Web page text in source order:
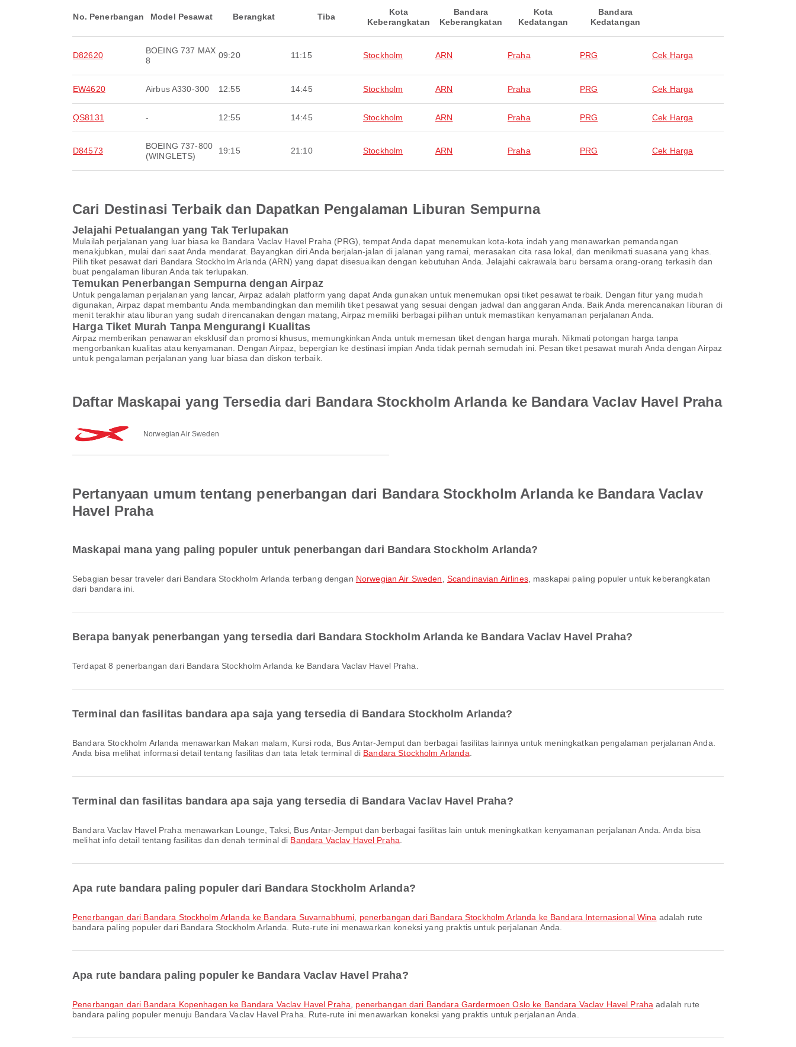
No. Penerbangan Model Pesawat Berangkat Tiba
Kota
Keberangkatan
Bandara
Keberangkatan
Kota
Kedatangan
Bandara
Kedatangan
D82620
BOEING 737 MAX
8
09:20 11:15 Stockholm ARN Praha PRG Cek Harga
EW4620 Airbus A330-300 12:55 14:45 Stockholm ARN Praha PRG Cek Harga
QS8131 - 12:55 14:45 Stockholm ARN Praha PRG Cek Harga
D84573
BOEING 737-800
(WINGLETS)
19:15 21:10 Stockholm ARN Praha PRG Cek Harga
Cari Destinasi Terbaik dan Dapatkan Pengalaman Liburan Sempurna
Jelajahi Petualangan yang Tak Terlupakan
Mulailah perjalanan yang luar biasa ke Bandara Vaclav Havel Praha (PRG), tempat Anda dapat menemukan kota-kota indah yang menawarkan pemandangan
menakjubkan, mulai dari saat Anda mendarat. Bayangkan diri Anda berjalan-jalan di jalanan yang ramai, merasakan cita rasa lokal, dan menikmati suasana yang khas.
Pilih tiket pesawat dari Bandara Stockholm Arlanda (ARN) yang dapat disesuaikan dengan kebutuhan Anda. Jelajahi cakrawala baru bersama orang-orang terkasih dan
buat pengalaman liburan Anda tak terlupakan.
Temukan Penerbangan Sempurna dengan Airpaz
Untuk pengalaman perjalanan yang lancar, Airpaz adalah platform yang dapat Anda gunakan untuk menemukan opsi tiket pesawat terbaik. Dengan fitur yang mudah
digunakan, Airpaz dapat membantu Anda membandingkan dan memilih tiket pesawat yang sesuai dengan jadwal dan anggaran Anda. Baik Anda merencanakan liburan di
menit terakhir atau liburan yang sudah direncanakan dengan matang, Airpaz memiliki berbagai pilihan untuk memastikan kenyamanan perjalanan Anda.
Harga Tiket Murah Tanpa Mengurangi Kualitas
Airpaz memberikan penawaran eksklusif dan promosi khusus, memungkinkan Anda untuk memesan tiket dengan harga murah. Nikmati potongan harga tanpa
mengorbankan kualitas atau kenyamanan. Dengan Airpaz, bepergian ke destinasi impian Anda tidak pernah semudah ini. Pesan tiket pesawat murah Anda dengan Airpaz
untuk pengalaman perjalanan yang luar biasa dan diskon terbaik.
Daftar Maskapai yang Tersedia dari Bandara Stockholm Arlanda ke Bandara Vaclav Havel Praha
Norwegian Air Sweden
Pertanyaan umum tentang penerbangan dari Bandara Stockholm Arlanda ke Bandara Vaclav
Havel Praha
Maskapai mana yang paling populer untuk penerbangan dari Bandara Stockholm Arlanda?
Sebagian besar traveler dari Bandara Stockholm Arlanda terbang dengan Norwegian Air Sweden Scandinavian Airlines, maskapai paling populer untuk keberangkatan
dari bandara ini.
Berapa banyak penerbangan yang tersedia dari Bandara Stockholm Arlanda ke Bandara Vaclav Havel Praha?
Terdapat 8 penerbangan dari Bandara Stockholm Arlanda ke Bandara Vaclav Havel Praha.
Terminal dan fasilitas bandara apa saja yang tersedia di Bandara Stockholm Arlanda?
Bandara Stockholm Arlanda menawarkan Makan malam, Kursi roda, Bus Antar-Jemput dan berbagai fasilitas lainnya untuk meningkatkan pengalaman perjalanan Anda.
Anda bisa melihat informasi detail tentang fasilitas dan tata letak terminal di Bandara Stockholm Arlanda
Terminal dan fasilitas bandara apa saja yang tersedia di Bandara Vaclav Havel Praha?
Bandara Vaclav Havel Praha menawarkan Lounge, Taksi, Bus Antar-Jemput dan berbagai fasilitas lain untuk meningkatkan kenyamanan perjalanan Anda. Anda bisa
melihat info detail tentang fasilitas dan denah terminal di Bandara Vaclav Havel Praha
Apa rute bandara paling populer dari Bandara Stockholm Arlanda?
penerbangan dari Bandara Stockholm Arlanda ke Bandara Suvarnabhumi penerbangan dari Bandara Stockholm Arlanda ke Bandara Internasional Wina adalah rute
bandara paling populer dari Bandara Stockholm Arlanda. Rute-rute ini menawarkan koneksi yang praktis untuk perjalanan Anda.
Apa rute bandara paling populer ke Bandara Vaclav Havel Praha?
penerbangan dari Bandara Kopenhagen ke Bandara Vaclav Havel Praha penerbangan dari Bandara Gardermoen Oslo ke Bandara Vaclav Havel Praha adalah rute
bandara paling populer menuju Bandara Vaclav Havel Praha. Rute-rute ini menawarkan koneksi yang praktis untuk perjalanan Anda.